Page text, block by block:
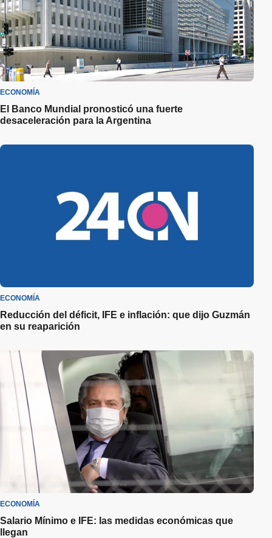
ECONOMÍA
El Banco Mundial pronosticó una fuerte
desaceleración para la Argentina
ECONOMÍA
Reducción del déficit, IFE e inflación: que dijo Guzmán
en su reaparición
ECONOMÍA
Salario Mínimo e IFE: las medidas económicas que
llegan